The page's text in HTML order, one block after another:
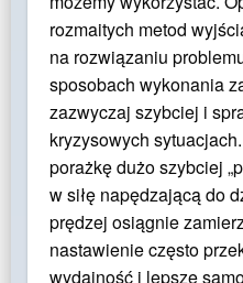
rozmaitych metod
na rozwiązaniu
sposobach wykonania
zazwyczaj szybciej i
kryzysowych
porażkę dużo szybciej
w siłę napędzającą do
prędzej osiągnie
nastawienie często
wydajność i lepsze